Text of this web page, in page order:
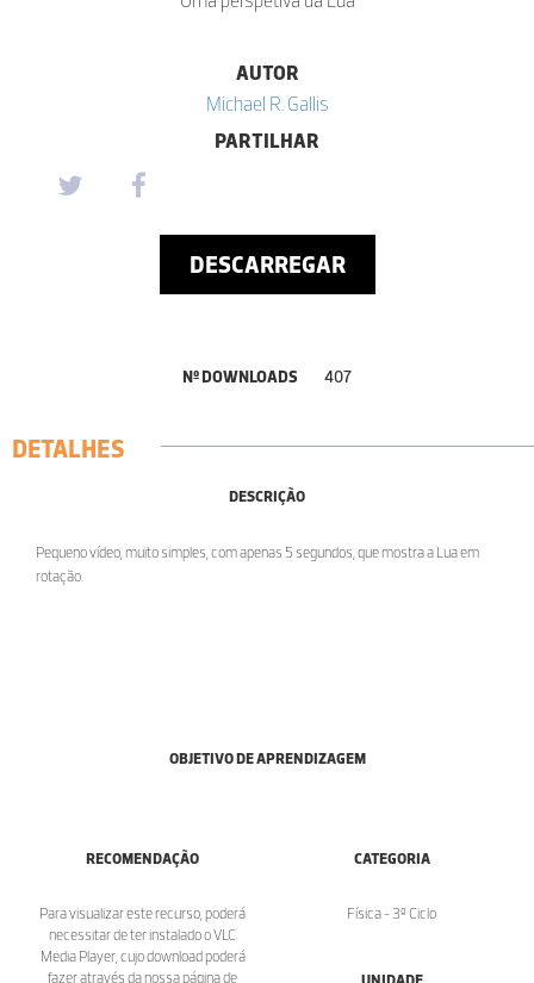
AUTOR
Michael R. Gallis
PARTILHAR
DESCARREGAR
Nº DOWNLOADS 407
DETALHES
DESCRIÇÃO
Pequeno vídeo, muito simples, com apenas 5 segundos, que mostra a Lua em
rotação.
OBJETIVO DE APRENDIZAGEM
RECOMENDAÇÃO
Para visualizar este recurso, poderá
necessitar de ter instalado o VLC
Media Player, cujo download poderá
fazer através da nossa página de
CATEGORIA
Física - 3º Ciclo